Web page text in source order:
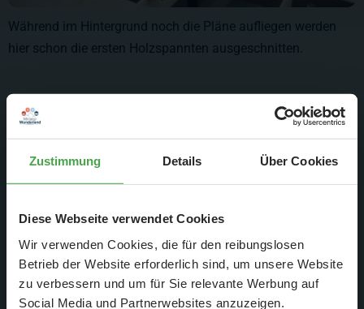
Zustimmung Details Über Cookies
Diese Webseite verwendet Cookies
Wir verwenden Cookies, die für den reibungslosen
Betrieb der Website erforderlich sind, um unsere Website
zu verbessern und um für Sie relevante Werbung auf
Social Media und Partnerwebsites anzuzeigen.
Während im Hintergrund noch die Pläne aufliegen werden
hier schon die ersten Holzspannten ausgeschnitten.